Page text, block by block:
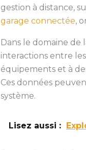
gestion à distance,
garage connectée,
Dans le domaine de
interactions entre
équipements et à
Ces données
système.
Lisez aussi :